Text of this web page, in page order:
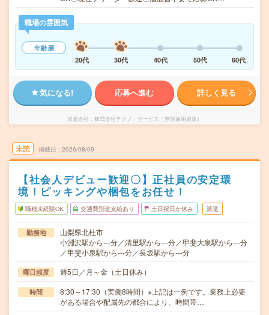
職場の雰囲気
年齢層
20代
30代 40代 50代 60代
気になる! 応募へ進む 詳しく見る
派遣会社 株式会社テクノ・サービス（無期雇用派遣）
未読 掲載日 2026/08/09
【社会人デビュー歓迎〇】正社員の安定環
境！ピッキングや梱包をお任せ！
職種未経験OK 交通費別途支給あり 土日祝日が休み 派遣
勤務地
山梨県北杜市
小淵沢駅から---分／清里駅から---分／甲斐大泉駅から---分
／甲斐小泉駅から---分／長坂駅から---分
曜日頻度 週5日／月～金（土日休み）
時間
8:30～17:30（実働8時間）※上記は一例です。業務上必要
がある場合や配属先の都合により、時間帯…